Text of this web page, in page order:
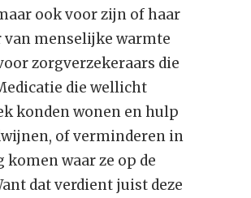
ook voor zijn of haar
van menselijke warmte
zorgverzekeraars die
die wellicht
konden wonen en hulp
of verminderen in
komen waar ze op de
dat verdient juist deze